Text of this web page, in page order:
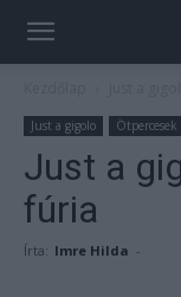
Just a gigolo Ötpercesek
Just a
fúria
Írta: Imre Hilda -